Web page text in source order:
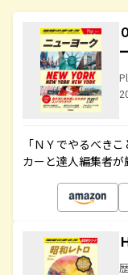
「ＮＹでやるべき
カーと達人編集者